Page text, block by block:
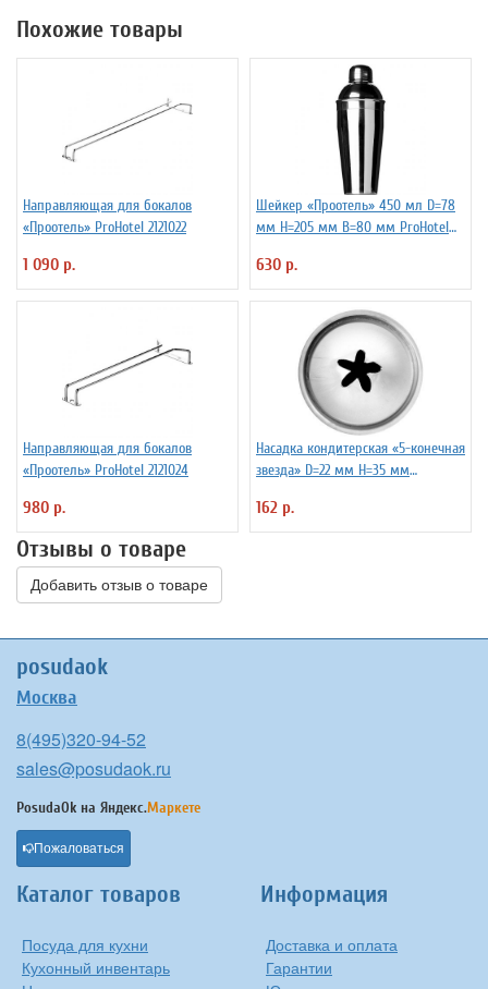
Похожие товары
Направляющая для бокалов
«Проотель» ProHotel 2121022
1 090 р.
Шейкер «Проотель» 450 мл D=78
мм H=205 мм B=80 мм ProHotel
630 р.
Направляющая для бокалов
«Проотель» ProHotel 2121024
980 р.
Насадка кондитерская «5-конечная
звезда» D=22 мм H=35 мм
162 р.
Отзывы о товаре
Добавить отзыв о товаре
posudaok
Москва
8(495)320-94-52
sales@posudaok.ru
PosudaOk на Яндекс.Маркете
Пожаловаться
Каталог товаров
Посуда для кухни
Кухонный инвентарь
Информация
Доставка и оплата
Гарантии